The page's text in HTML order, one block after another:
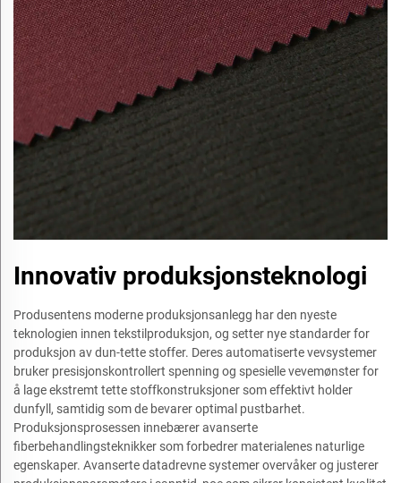
Innovativ produksjonsteknologi
Produsentens moderne produksjonsanlegg har den nyeste
teknologien innen tekstilproduksjon, og setter nye standarder for
produksjon av dun-tette stoffer. Deres automatiserte vevsystemer
bruker presisjonskontrollert spenning og spesielle vevemønster for
å lage ekstremt tette stoffkonstruksjoner som effektivt holder
dunfyll, samtidig som de bevarer optimal pustbarhet.
Produksjonsprosessen innebærer avanserte
fiberbehandlingsteknikker som forbedrer materialenes naturlige
egenskaper. Avanserte datadrevne systemer overvåker og justerer